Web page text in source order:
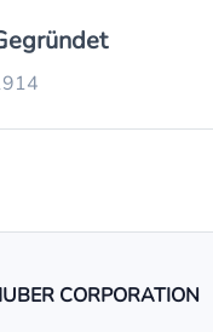
CORPORATION